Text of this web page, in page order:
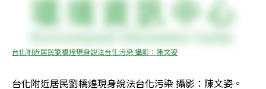
台化附近居民劉橋煌現身說法台化污染 攝影：陳文姿
台化附近居民劉橋煌現身說法台化污染 攝影：陳文姿。